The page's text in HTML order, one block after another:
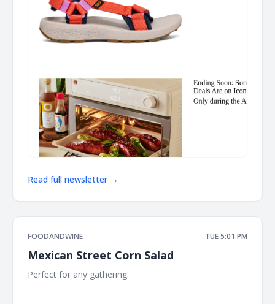
Read full newsletter →
FOODANDWINE TUE 5:01 PM
Mexican Street Corn Salad
Perfect for any gathering. ‌ ‌ ‌ ‌ ‌ ‌ ‌ ‌ ‌ ‌ ‌ ‌ ‌ ‌ ‌ ‌ ‌ ‌ ‌ ‌ ‌ ‌ ‌ ‌ ‌ ‌ ‌ ‌ ‌ ‌ ‌ ‌ ‌ ‌ ‌ ‌ ‌ ‌ ‌ ‌ ‌ ‌ ‌ ‌ ‌ ‌ ‌ ‌